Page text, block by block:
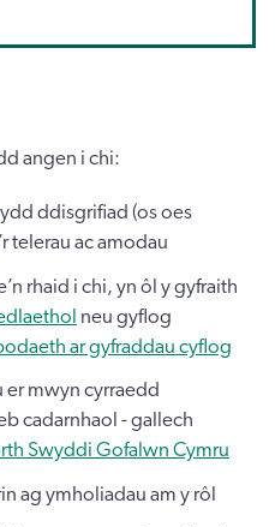
angen i chi:
ddisgrifiad (os oes
telerau ac amodau
rhaid i chi, yn ôl y gyfraith
neu gyflog
ar gyfraddau cyflog
er mwyn cyrraedd
cadarnhaol - gallech
Swyddi Gofalwn Cymru
ag ymholiadau am y rôl